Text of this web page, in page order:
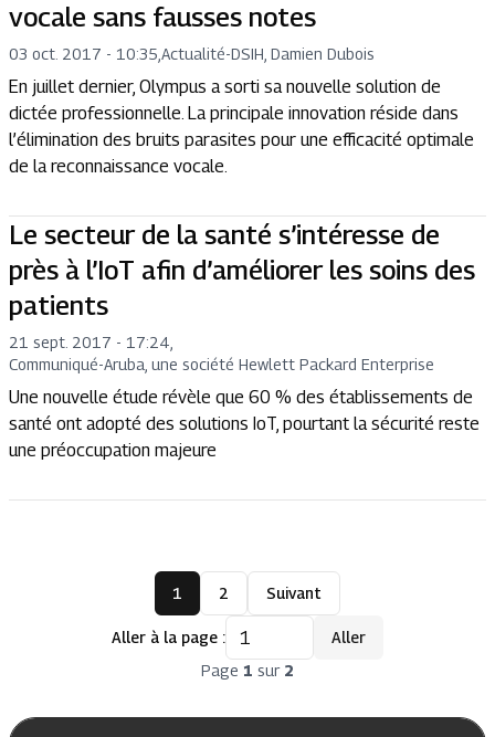
vocale sans fausses notes
03 oct. 2017 - 10:35 Actualité-DSIH, Damien Dubois
En juillet dernier, Olympus a sorti sa nouvelle solution de
dictée professionnelle. La principale innovation réside dans
l’élimination des bruits parasites pour une efficacité optimale
de la reconnaissance vocale.
Le secteur de la santé s’intéresse de
près à l’IoT afin d’améliorer les soins des
patients
21 sept. 2017 - 17:24
Communiqué-Aruba, une société Hewlett Packard Enterprise
Une nouvelle étude révèle que 60 % des établissements de
santé ont adopté des solutions IoT, pourtant la sécurité reste
une préoccupation majeure
1 2 Suivant
Aller à la page :
Aller
Page 1 sur 2